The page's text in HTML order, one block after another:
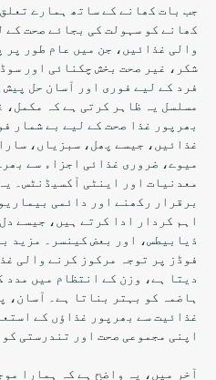
جب بات کھانے کے ساتھ ہمارے
کھانے کو سہولت کی بجائے صحت
والی غذائیں، جن میں عام طور
شکر، غیر صحت بخش چکنائی اور
فرد کے لیے فوری اور آسان حل
مسلسل یہ ظاہر کرتی ہے کہ
بھرپور غذا صحت کے لیے بے شمار
غذائیں، جیسے پھل، سبزیاں،
میوے، ضروری غذائی اجزاء سے
معدنیات اور اینٹی آکسیڈنٹس۔
برقرار رکھنے اور دائمی
ذیابیطس، اور بعض کینسر۔ مزید
فوڈز پر توجہ مرکوز کرنے والی
دیتا ہے، وزن کے انتظام میں مدد
ہاضمہ کو بہتر بناتا ہے۔ آسان،
غذائیت سے بھرپور غذاؤں کے
اپنی مجموعی صحت اور تندرستی
آخر میں، یہ واضح ہے کہ ہمارا